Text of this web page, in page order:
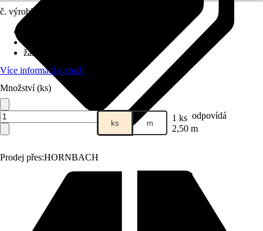
Prodej přes:HORNBACH
č. výrobku
žáruvzdorné do
Více informací o zboží
Množství (ks)
ks m 1 ks odpovídá
2,50 m